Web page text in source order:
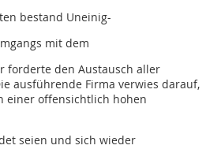
bestand ­Uneinig-
mit dem
forderte den Austausch aller
ausführende Firma verwies darauf,
einer offensichtlich hohen
seien und sich wieder